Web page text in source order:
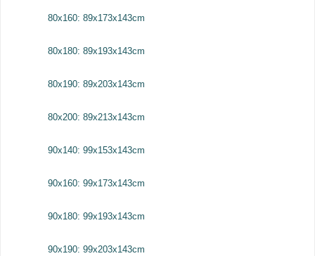
80x160: 89x173x143cm
80x180: 89x193x143cm
80x190: 89x203x143cm
80x200: 89x213x143cm
90x140: 99x153x143cm
90x160: 99x173x143cm
90x180: 99x193x143cm
90x190: 99x203x143cm